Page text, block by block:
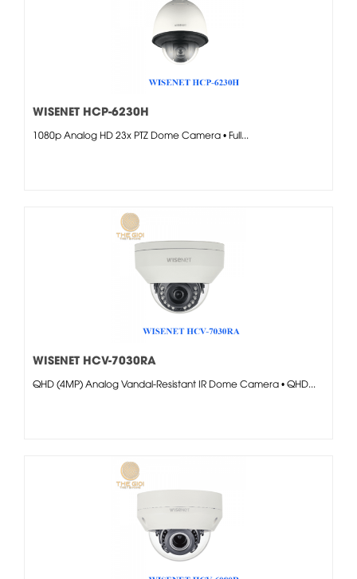
WISENET HCP-6230H
1080p Analog HD 23x PTZ Dome Camera • Full...
WISENET HCV-7030RA
QHD (4MP) Analog Vandal-Resistant IR Dome Camera • QHD...